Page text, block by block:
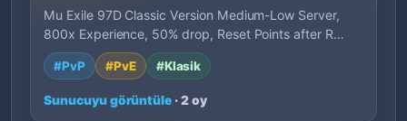
Mu Exile 97D Classic Version Medium-Low Server,
800x Experience, 50% drop, Reset Points after R…
#PvP #PvE #Klasik
Sunucuyu görüntüle · 2 oy